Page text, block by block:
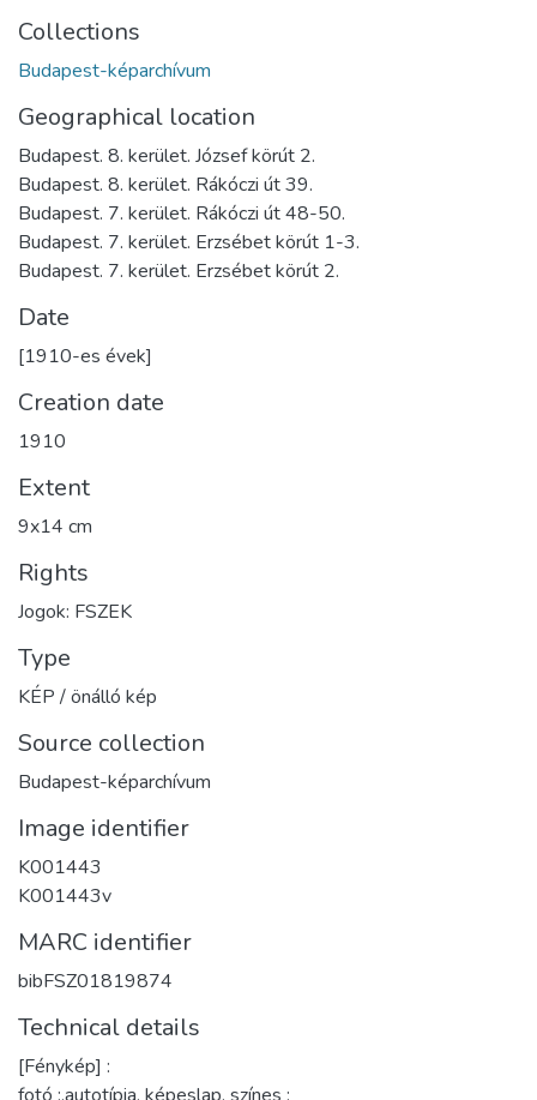
Collections
Budapest-képarchívum
Geographical location
Budapest. 8. kerület. József körút 2.
Budapest. 8. kerület. Rákóczi út 39.
Budapest. 7. kerület. Rákóczi út 48-50.
Budapest. 7. kerület. Erzsébet körút 1-3.
Budapest. 7. kerület. Erzsébet körút 2.
Date
[1910-es évek]
Creation date
1910
Extent
9x14 cm
Rights
Jogok: FSZEK
Type
KÉP / önálló kép
Source collection
Budapest-képarchívum
Image identifier
K001443
K001443v
MARC identifier
bibFSZ01819874
Technical details
[Fénykép] :
fotó :,autotípia, képeslap, színes ;